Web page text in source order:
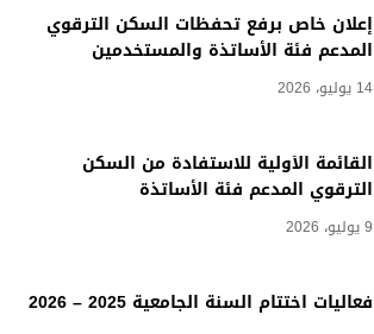
إعلان خاص برفع تحفظات السكن الترقوي
المدعم فئة الأساتذة والمستخدمين
14 يوليو، 2026
القائمة الأولية للاستفادة من السكن
الترقوي المدعم فئة الأساتذة
9 يوليو، 2026
فعاليات اختتام السنة الجامعية 2025 – 2026